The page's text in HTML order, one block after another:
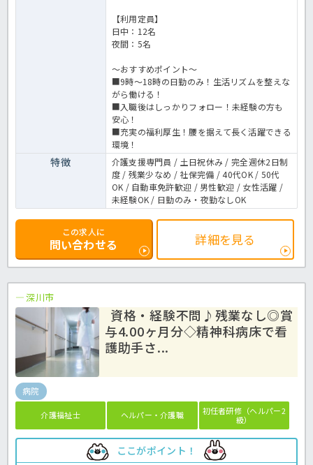
【利用定員】
日中：12名
夜間：5名
～おすすめポイント～
■9時〜18時の日勤のみ！生活リズムを整えな
がら働ける！
■入職後はしっかりフォロー！未経験の方も
安心！
■充実の福利厚生！腰を据えて長く活躍できる
環境！
特徴
介護支援専門員 / 土日祝休み / 完全週休2日制
度 / 残業少なめ / 社保完備 / 40代OK / 50代
OK / 自動車免許歓迎 / 男性歓迎 / 女性活躍 /
未経験OK / 日勤のみ・夜勤なしOK
この求人に
問い合わせる 詳細を見る
深川市
資格・経験不問♪残業なし◎賞
与4.00ヶ月分◇精神科病床で看
護助手さ...
病院
介護福祉士 ヘルパー・介護職
初任者研修（ヘルパー2
級）
ここがポイント！